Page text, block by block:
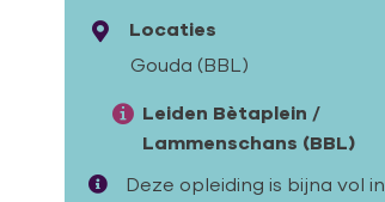
Locaties
Gouda (BBL)
Leiden Bètaplein /
Lammenschans (BBL)
Deze opleiding is bijna vol in